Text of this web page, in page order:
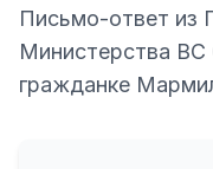
Письмо-ответ из
Министерства
гражданке